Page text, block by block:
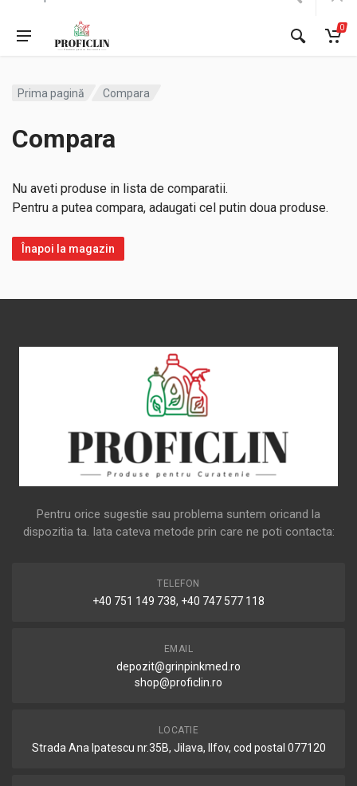
0
Prima pagină Compara
Compara
Nu aveti produse in lista de comparatii.
Pentru a putea compara, adaugati cel putin doua produse.
Înapoi la magazin
Pentru orice sugestie sau problema suntem oricand la
dispozitia ta. Iata cateva metode prin care ne poti contacta:
TELEFON
+40 751 149 738, +40 747 577 118
EMAIL
depozit@grinpinkmed.ro
shop@proficlin.ro
LOCATIE
Strada Ana Ipatescu nr.35B, Jilava, Ilfov, cod postal 077120